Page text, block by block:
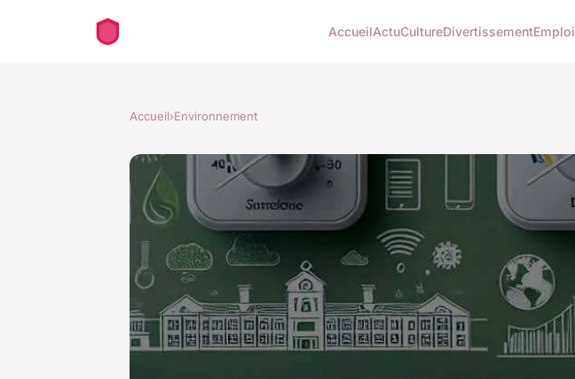
AccueilActuCultureDivertissementEmploi
Accueil›Environnement